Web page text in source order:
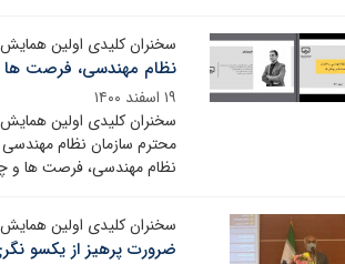
سخنران کلیدی اولین
نظام مهندسی، فرصت
۱۹ اسفند ۱۴۰۰
سخنران کلیدی اولین
محترم سازمان نظام
نظام مهندسی، فرصت ها و
سخنران کلیدی اولین
ضرورت پرهیز از یکسو